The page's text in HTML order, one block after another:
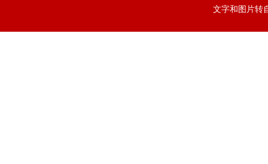
文字和图片转